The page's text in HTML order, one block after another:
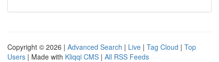
Copyright © 2026 | Advanced Search | Live | Tag Cloud | Top
Users | Made with Kliqqi CMS | All RSS Feeds